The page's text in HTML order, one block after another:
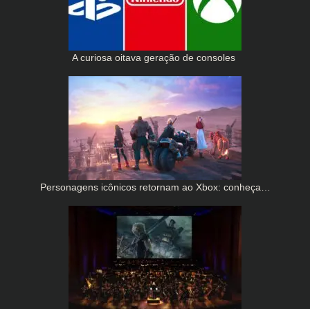
A curiosa oitava geração de consoles
Personagens icônicos retornam ao Xbox: conheça…